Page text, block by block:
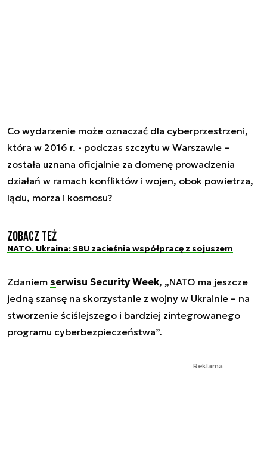
Co wydarzenie może oznaczać dla cyberprzestrzeni,
która w 2016 r. - podczas szczytu w Warszawie –
została uznana oficjalnie za domenę prowadzenia
działań w ramach konfliktów i wojen, obok powietrza,
lądu, morza i kosmosu?
Zobacz też
NATO. Ukraina: SBU zacieśnia współpracę z sojuszem
Zdaniem serwisu Security Week, „NATO ma jeszcze
jedną szansę na skorzystanie z wojny w Ukrainie – na
stworzenie ściślejszego i bardziej zintegrowanego
programu cyberbezpieczeństwa”.
Reklama